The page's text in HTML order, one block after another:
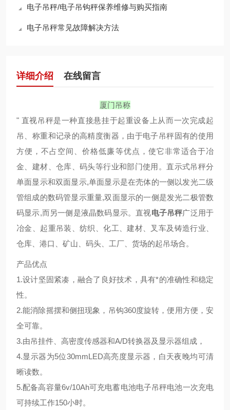
电子吊秤/电子吊钩秤保养维修与购买指南
电子吊秤常见故障解决方法
详细介绍 在线留言
厦门吊称
" 直视吊秤是一种直接悬挂于起重设备上从而一次完成起
吊、称重和记录的高精度衡器，由于电子吊秤固有的使用
方便，不占空间、价格低廉等优点，使它非常适合于冶
金、建材、仓库、码头等行业和部门使用。直示式吊秤分
单面显示和双面显示,单面显示是在壳体的一侧以发光二级
管组成的数码管显示重量,双面显示的一侧是发光二极管数
码显示,而另一侧是液晶数码显示。直视电子吊秤广泛用于
冶金、起重吊装、纺织、化工、建材、叉车及铸造行业、
仓库、港口、矿山、码头、工厂、货场的起吊场合。
产品优点
1.设计坚固紧凑，融合了良好技术，具有*的准确性和稳定
性。
2.能消除摇摆和侧扭现象，吊钩360度旋转，便用方便，安
全可靠。
3.由吊挂件、高密度传感器和A/D转换器及显示器组成，
4.显示器为5位30mmLED高亮度显示器，白天夜晚均可清
晰读数。
5.配备高容量6v/10Ah可充电蓄电池电子吊秤电池一次充电
可持续工作150小时。